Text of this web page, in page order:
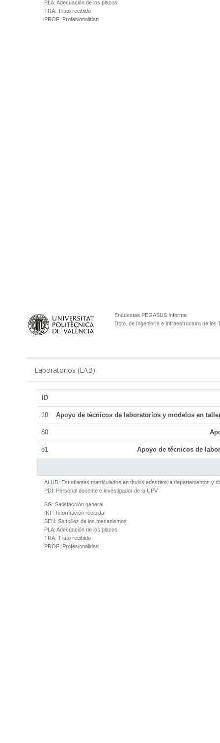
PLA: Adecuación de los plazos
TRA: Trato recibido
PROF: Profesionalidad
Encuestas PEGASUS Informe
Dpto. de Ingeniería e Infraestructura de los
Laboratorios (LAB)
ID
10 Apoyo de técnicos de laboratorios y modelos en
80
81 Apoyo de técnicos de
ALUD: Estudiantes matriculados en títulos adscritos a departamentos y
PDI: Personal docente e investigador de la UPV
SG: Satisfacción general
INF: Información recibida
SEN: Sencillez de los mecanismos
PLA: Adecuación de los plazos
TRA: Trato recibido
PROF: Profesionalidad